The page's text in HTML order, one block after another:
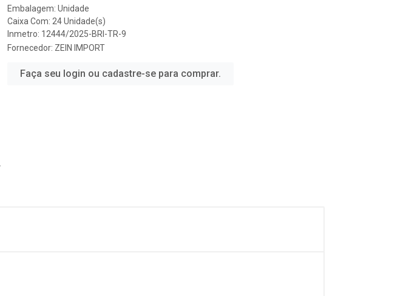
Embalagem: Unidade
Caixa Com: 24 Unidade(s)
Inmetro: 12444/2025-BRI-TR-9
Fornecedor: ZEIN IMPORT
Faça seu login ou cadastre-se para comprar.